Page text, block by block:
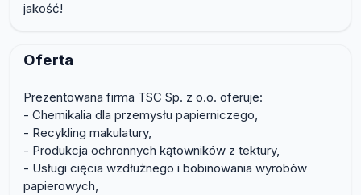
jakość!
Oferta
Prezentowana firma TSC Sp. z o.o. oferuje:
- Chemikalia dla przemysłu papierniczego,
- Recykling makulatury,
- Produkcja ochronnych kątowników z tektury,
- Usługi cięcia wzdłużnego i bobinowania wyrobów
papierowych,